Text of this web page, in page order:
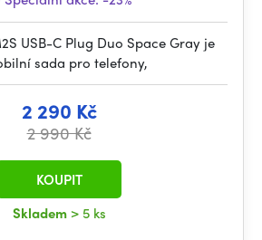
USB-C Plug Duo Space Gray je
sada pro telefony,
2 290 Kč
2 990 Kč
Skladem > 5 ks
KOUPIT